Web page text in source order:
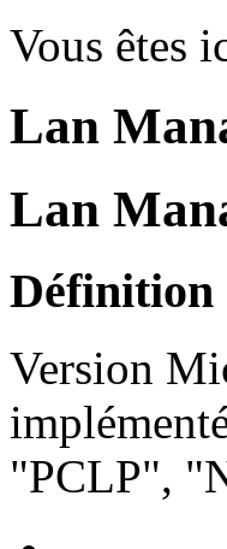
Vous êtes
Lan
Lan
Définition
Version
"PCLP",